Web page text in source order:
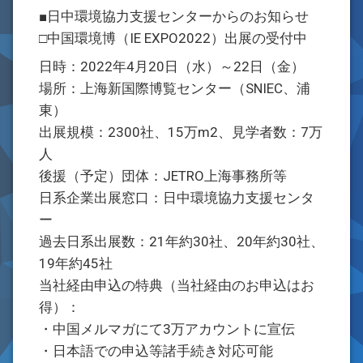
■日中環境協力支援センターからのお知らせ
□中国環境博（IE EXPO2022）出展の受付中
日時：2022年4月20日（水）～22日（金）
場所：上海新国際博覧センター（SNIEC、浦
東）
出展規模：2300社、15万m2、見学者数：7万
人
後援（予定）団体：JETRO上海事務所等
日系企業出展窓口：日中環境協力支援センタ
ー
過去日系出展数：21年約30社、20年約30社、
19年約45社
当社経由申込の特典（当社経由のお申込はお
得）：
・中国メルマガにて3万アカウントに宣伝
・日本語での申込等諸手続き対応可能